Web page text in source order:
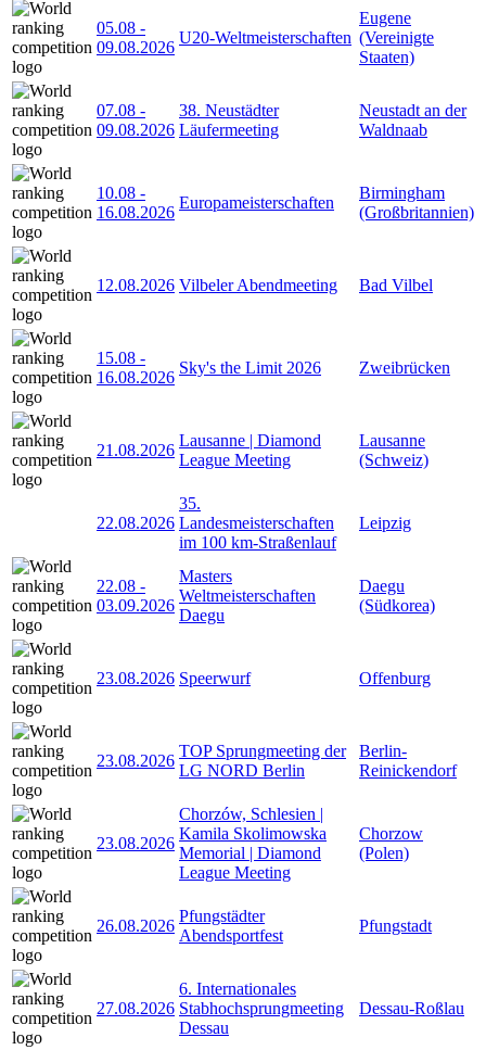
05.08 -
09.08.2026
U20-Weltmeisterschaften
Eugene
(Vereinigte
Staaten)
07.08 -
09.08.2026
38. Neustädter
Läufermeeting
Neustadt an der
Waldnaab
10.08 -
16.08.2026
Europameisterschaften
Birmingham
(Großbritannien)
12.08.2026 Vilbeler Abendmeeting Bad Vilbel
15.08 -
16.08.2026
Sky's the Limit 2026 Zweibrücken
21.08.2026
Lausanne | Diamond
League Meeting
Lausanne
(Schweiz)
22.08.2026
35.
Landesmeisterschaften
im 100 km-Straßenlauf
Leipzig
22.08 -
03.09.2026
Masters
Weltmeisterschaften
Daegu
Daegu
(Südkorea)
23.08.2026 Speerwurf Offenburg
23.08.2026
TOP Sprungmeeting der
LG NORD Berlin
Berlin-
Reinickendorf
23.08.2026
Chorzów, Schlesien |
Kamila Skolimowska
Memorial | Diamond
League Meeting
Chorzow
(Polen)
26.08.2026
Pfungstädter
Abendsportfest
Pfungstadt
27.08.2026
6. Internationales
Stabhochsprungmeeting
Dessau
Dessau-Roßlau